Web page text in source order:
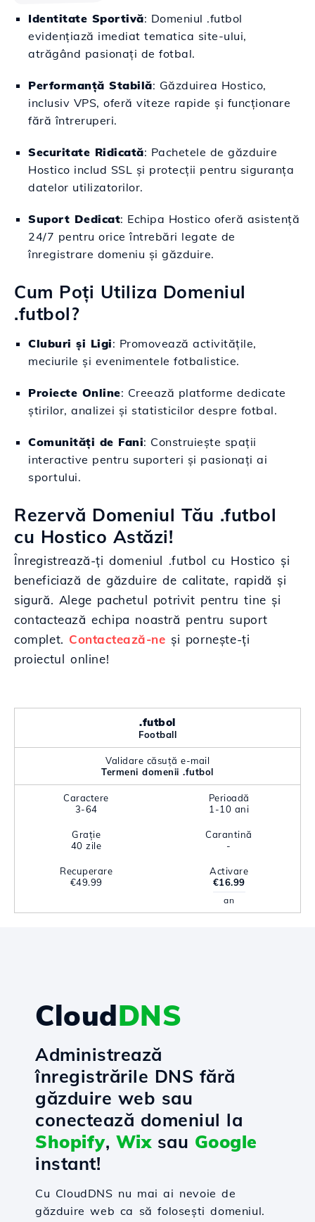
Identitate Sportivă: Domeniul .futbol
evidențiază imediat tematica site-ului,
atrăgând pasionați de fotbal.
Performanță Stabilă: Găzduirea Hostico,
inclusiv VPS, oferă viteze rapide și funcționare
fără întreruperi.
Securitate Ridicată: Pachetele de găzduire
Hostico includ SSL și protecții pentru siguranța
datelor utilizatorilor.
Suport Dedicat: Echipa Hostico oferă asistență
24/7 pentru orice întrebări legate de
înregistrare domeniu și găzduire.
Cum Poți Utiliza Domeniul
.futbol?
Cluburi și Ligi: Promovează activitățile,
meciurile și evenimentele fotbalistice.
Proiecte Online: Creează platforme dedicate
știrilor, analizei și statisticilor despre fotbal.
Comunități de Fani: Construiește spații
interactive pentru suporteri și pasionați ai
sportului.
Rezervă Domeniul Tău .futbol
cu Hostico Astăzi!
Înregistrează-ți domeniul .futbol cu Hostico și
beneficiază de găzduire de calitate, rapidă și
sigură. Alege pachetul potrivit pentru tine și
contactează echipa noastră pentru suport
complet. Contactează-ne și pornește-ți
proiectul online!
.futbol
Football
Validare căsuță e-mail
Termeni domenii .futbol
Caractere
3-64
Perioadă
1-10 ani
Grație
40 zile
Carantină
-
Recuperare
€49.99
Activare
€16.99
an
CloudDNS
Administrează
înregistrările DNS fără
găzduire web sau
conectează domeniul la
Shopify, Wixsau Google
instant!
Cu CloudDNS nu mai ai nevoie de
găzduire web ca să folosești domeniul.